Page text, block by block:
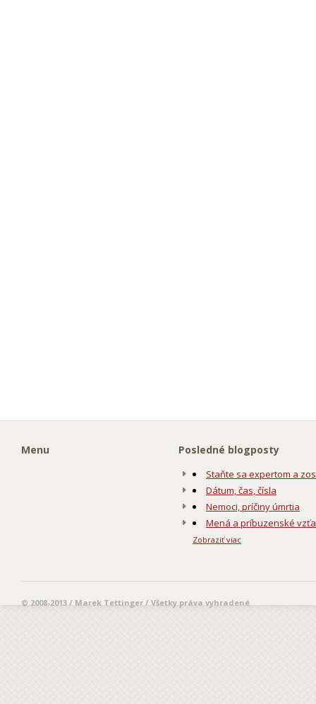
Menu Posledné blogposty
Staňte sa expertom a
Dátum, čas, čísla
Nemoci, príčiny úmrtia
Mená a príbuzenské
Zobraziť viac
© 2008-2013 / Marek Tettinger / Všetky práva vyhradené